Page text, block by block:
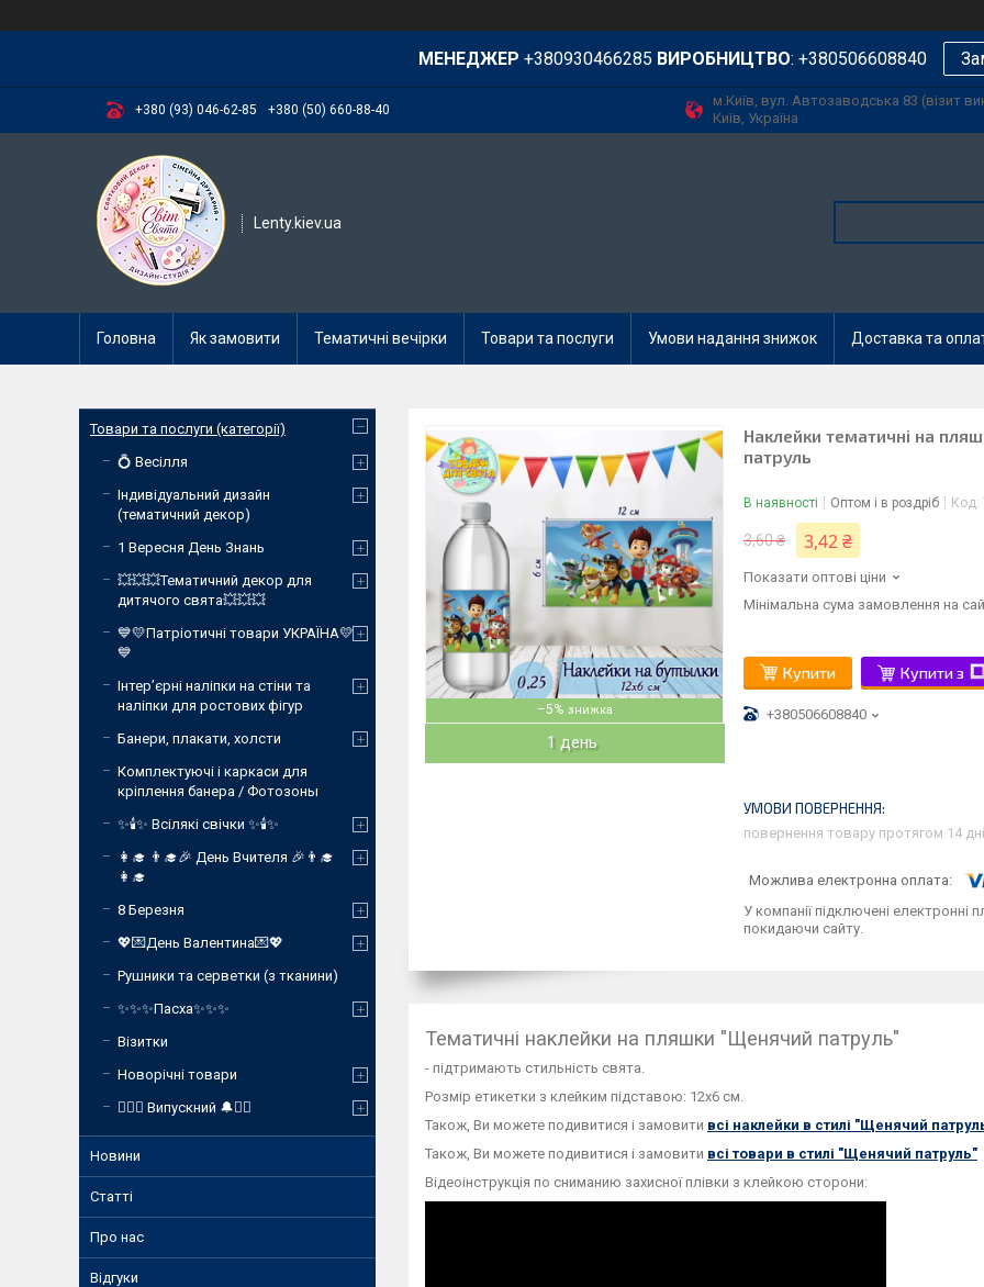
МЕНЕДЖЕР +380930466285 ВИРОБНИЦТВО: +380506608840
+380 (93) 046-62-85 +380 (50) 660-88-40
м.Київ, вул. Автозаводська 83 (візит
Київ, Україна
Lenty.kiev.ua
Головна Як замовити Тематичні вечірки Товари та послуги Умови надання знижок Доставка та
–5%
1 день
Наклейки тематичні на
патруль
В наявності Оптом і в роздріб Код:
3,60 ₴ 3,42 ₴
Показати оптові ціни
Мінімальна сума замовлення на
Купити Купити з
+380506608840
повернення товару протягом 14
У компанії підключені електронні
покидаючи сайту.
Тематичні наклейки на пляшки "Щенячий патруль"
- підтримають стильність свята.
Розмір етикетки з клейким підставою: 12х6 см.
Також, Ви можете подивитися і замовити всі наклейки в стилі "Щенячий
Також, Ви можете подивитися і замовити всі товари в стилі "Щенячий патруль"
Відеоінструкція по сниманию захисної плівки з клейкою сторони:
Товари та послуги (категорії)
💍 Весілля
Індивідуальний дизайн
(тематичний декор)
1 Вересня День Знань
💥💥💥Тематичний декор для
дитячого свята💥💥💥
💙💛Патріотичні товари УКРАЇНА💛
💙
Інтер’єрні наліпки на стіни та
наліпки для ростових фігур
Банери, плакати, холсти
Комплектуючі і каркаси для
кріплення банера / Фотозоны
✨🕯️✨ Всілякі свічки ✨🕯️✨
👩‍🎓 👨‍🎓🎉 День Вчителя 🎉👨‍🎓
👩‍🎓
8 Березня
💖💌День Валентина💌💖
Рушники та серветки (з тканини)
✨✨✨Пасха✨✨✨
Візитки
Новорічні товари
❤️‍🔥🔔 Випускний 🔔❤️‍🔥
Новини
Статті
Про нас
Відгуки